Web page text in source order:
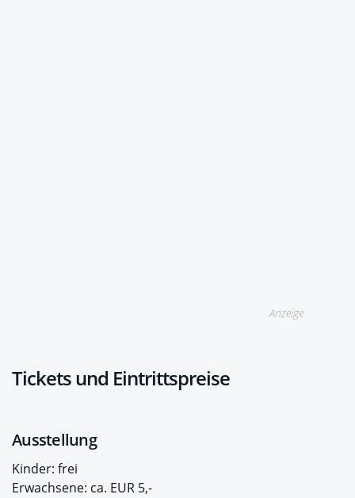
Anzeige
Tickets und Eintrittspreise
Ausstellung
Kinder: frei
Erwachsene: ca. EUR 5,-